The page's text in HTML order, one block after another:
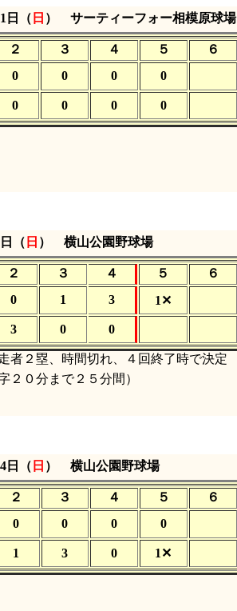
日（ 日 ） サーティーフォー相模原球場
２ ３ ４ ５ ６
0 0 0 0
0 0 0 0
（ 日 ） 横山公園野球場
２ ３ ４ ５ ６
0 1 3 1✕
3 0 0
２塁、時間切れ、４回終了時で決定
０分まで２５分間）
日（ 日 ） 横山公園野球場
２ ３ ４ ５ ６
0 0 0 0
1 3 0 1✕